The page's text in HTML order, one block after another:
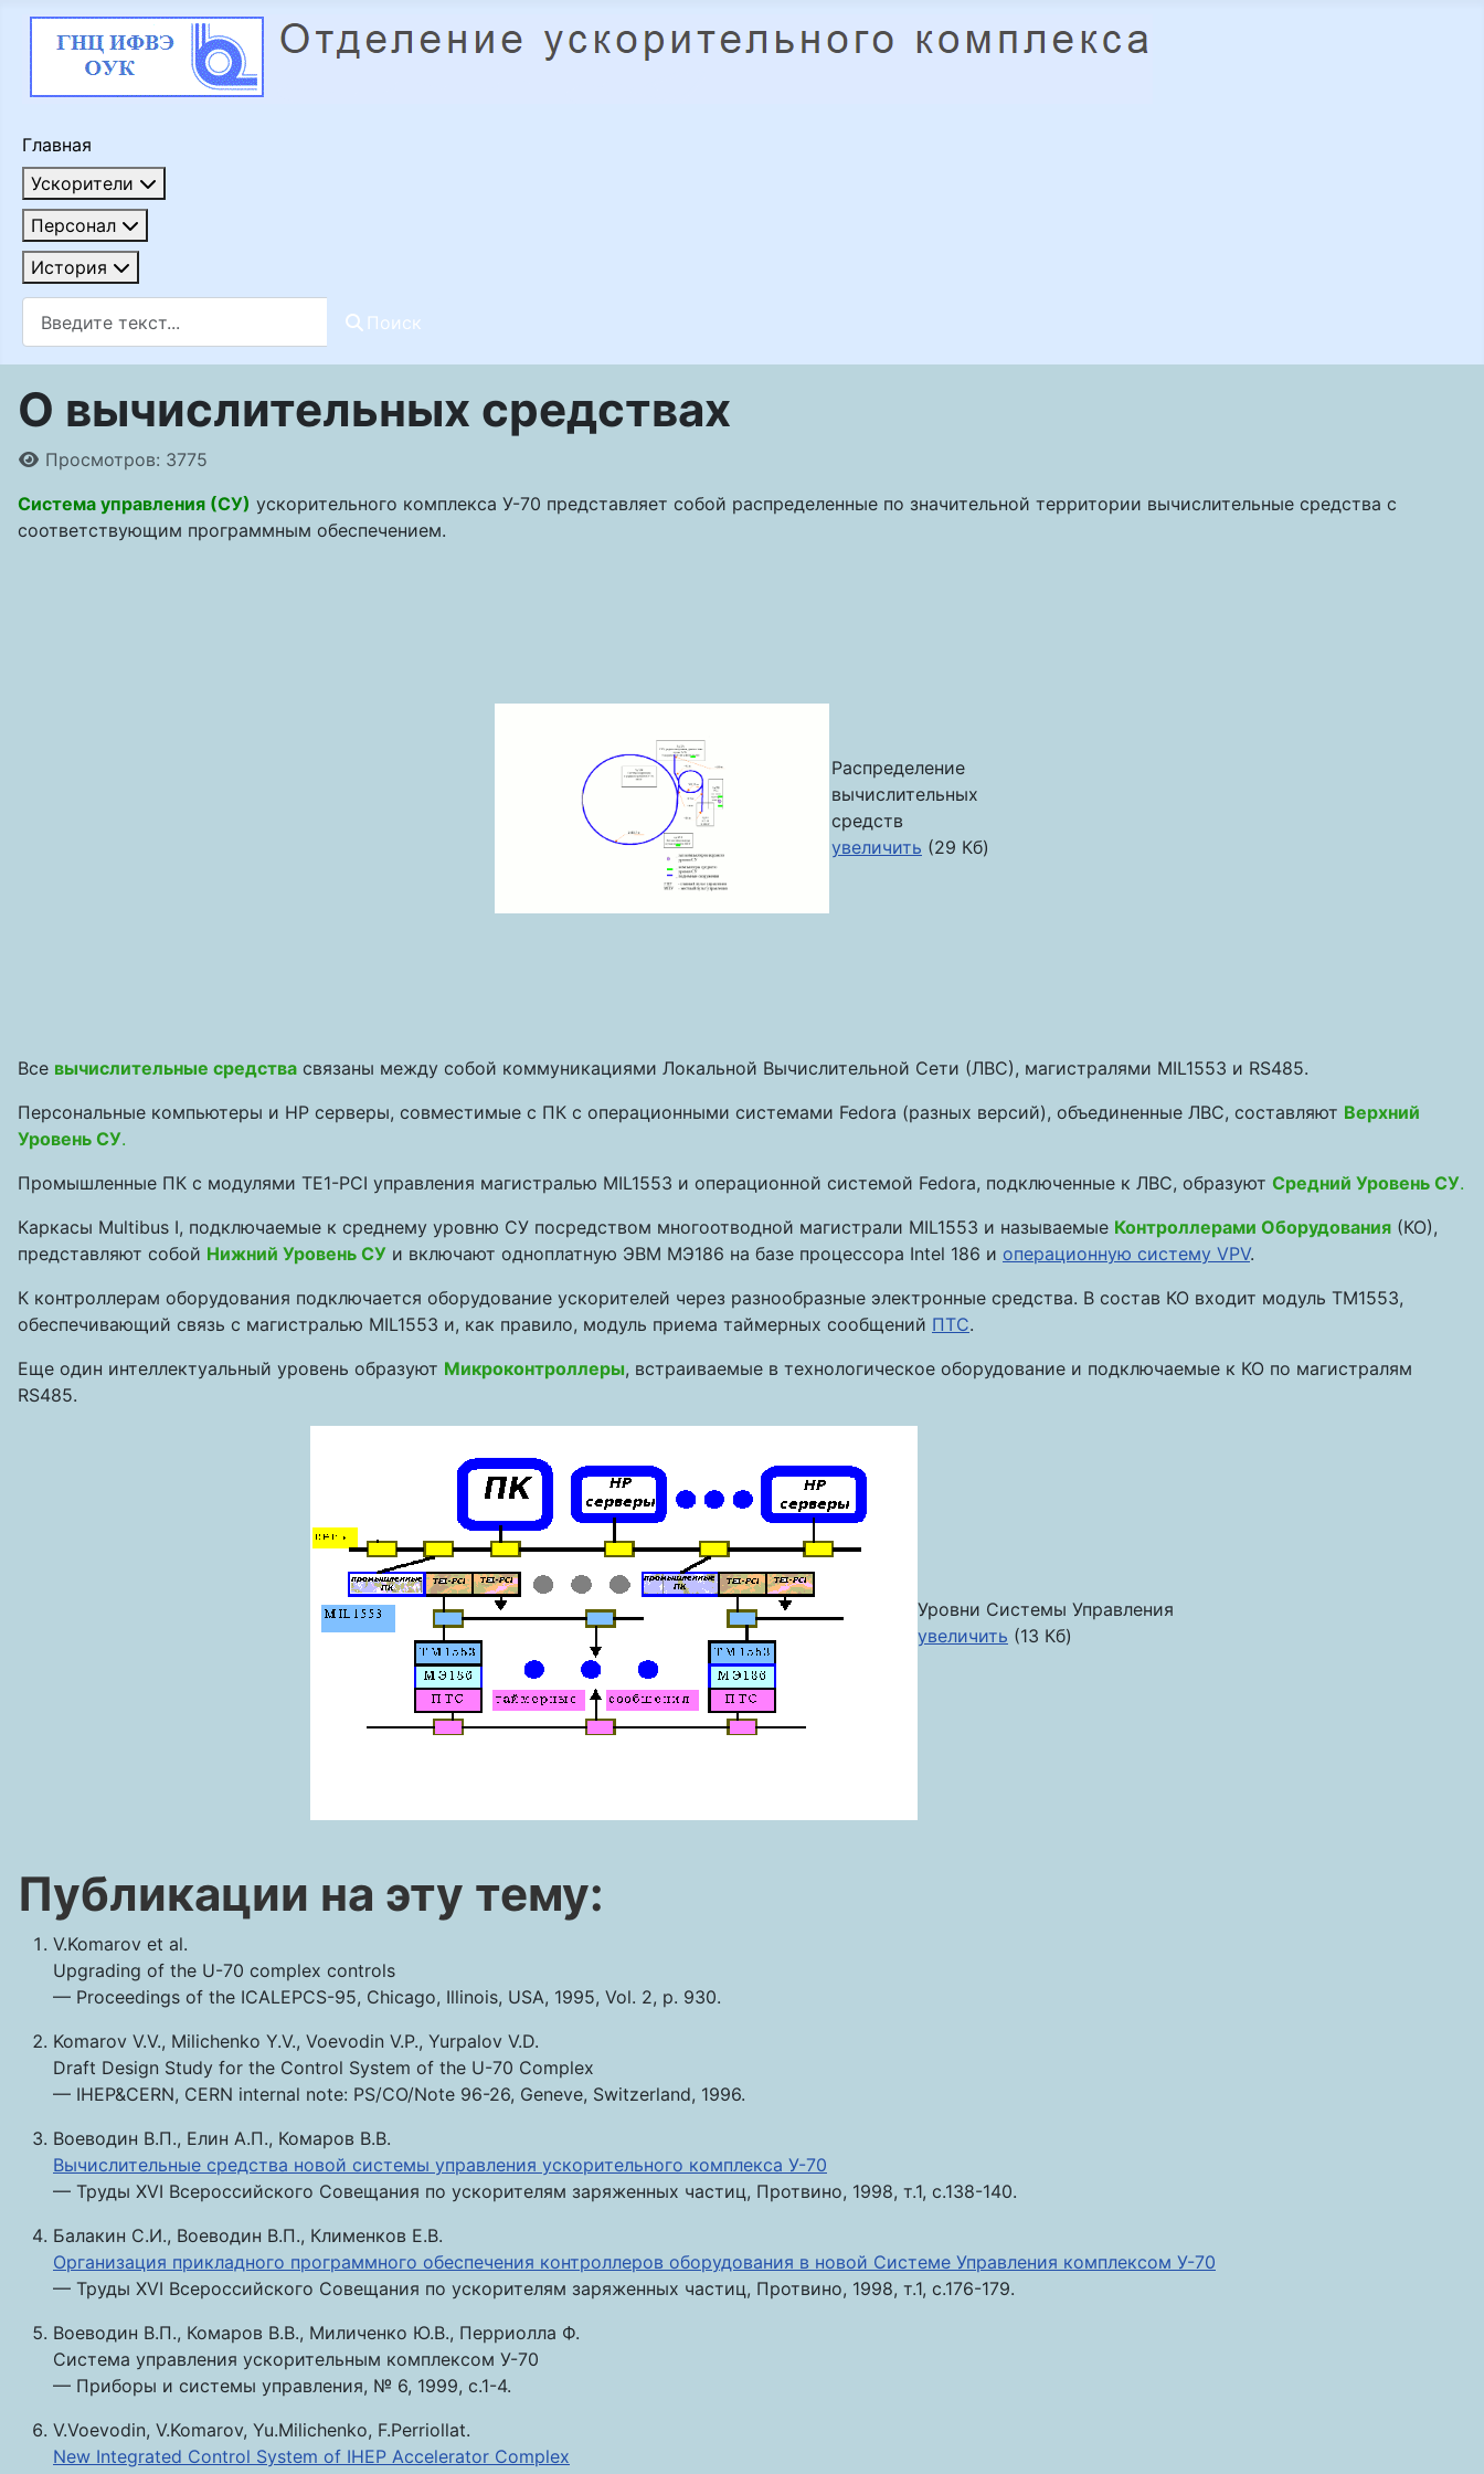
Главная
Ускорители
Персонал
История
Поиск
О вычислительных средствах
Информация о материале
Просмотров: 3775
Система управления (СУ) ускорительного комплекса У-70 представляет собой распределенные по значительной территории вычислительные средства с
соответствующим программным обеспечением.
Распределение
вычислительных
средств
увеличить (29 Кб)
Все вычислительные средства связаны между собой коммуникациями Локальной Вычислительной Сети (ЛВС), магистралями MIL1553 и RS485.
Персональные компьютеры и HP серверы, совместимые с ПК с операционными системами Fedora (разных версий), объединенные ЛВС, составляют Верхний
Уровень СУ.
Промышленные ПК с модулями TE1-PCI управления магистралью MIL1553 и операционной системой Fedora, подключенные к ЛВС, образуют Средний Уровень СУ.
Каркасы Multibus I, подключаемые к среднему уровню СУ посредством многоотводной магистрали MIL1553 и называемые Контроллерами Оборудования (КО),
представляют собой Нижний Уровень СУ и включают одноплатную ЭВМ МЭ186 на базе процессора Intel 186 и операционную систему VPV.
К контроллерам оборудования подключается оборудование ускорителей через разнообразные электронные средства. В состав КО входит модуль ТМ1553,
обеспечивающий связь с магистралью MIL1553 и, как правило, модуль приема таймерных сообщений ПТС.
Еще один интеллектуальный уровень образуют Микроконтроллеры, встраиваемые в технологическое оборудование и подключаемые к КО по магистралям
RS485.
Уровни Системы Управления
увеличить (13 Кб)
Публикации на эту тему:
V.Komarov et al.
Upgrading of the U-70 complex controls
— Proceedings of the ICALEPCS-95, Chicago, Illinois, USA, 1995, Vol. 2, p. 930.
Komarov V.V., Milichenko Y.V., Voevodin V.P., Yurpalov V.D.
Draft Design Study for the Control System of the U-70 Complex
— IHEP&CERN, CERN internal note: PS/CO/Note 96-26, Geneve, Switzerland, 1996.
Воеводин В.П., Елин А.П., Комаров В.В.
Вычислительные средства новой системы управления ускорительного комплекса У-70
— Труды XVI Всероссийского Совещания по ускорителям заряженных частиц, Протвино, 1998, т.1, с.138-140.
Балакин С.И., Воеводин В.П., Клименков Е.В.
Организация прикладного программного обеспечения контроллеров оборудования в новой Системе Управления комплексом У-70
— Труды XVI Всероссийского Совещания по ускорителям заряженных частиц, Протвино, 1998, т.1, с.176-179.
Воеводин В.П., Комаров В.В., Миличенко Ю.В., Перриолла Ф.
Система управления ускорительным комплексом У-70
— Приборы и системы управления, № 6, 1999, с.1-4.
V.Voevodin, V.Komarov, Yu.Milichenko, F.Perriollat.
New Integrated Control System of IHEP Accelerator Complex